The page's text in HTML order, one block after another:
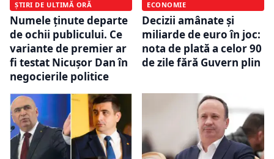
ȘTIRI DE ULTIMĂ ORĂ
Numele ținute departe
de ochii publicului. Ce
variante de premier ar
fi testat Nicușor Dan în
negocierile politice
ECONOMIE
Decizii amânate și
miliarde de euro în joc:
nota de plată a celor 90
de zile fără Guvern plin